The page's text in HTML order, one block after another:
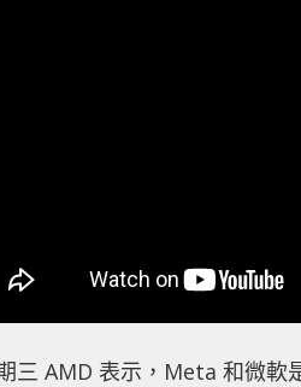
三 AMD 表示，Meta 和微軟